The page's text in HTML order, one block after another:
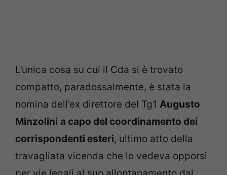
L’unica cosa su cui il Cda si è trovato
compatto, paradossalmente, è stata la
nomina dell’ex direttore del Tg1 Augusto
Minzolini a capo del coordinamento dei
corrispondenti esteri, ultimo atto della
travagliata vicenda che lo vedeva opporsi